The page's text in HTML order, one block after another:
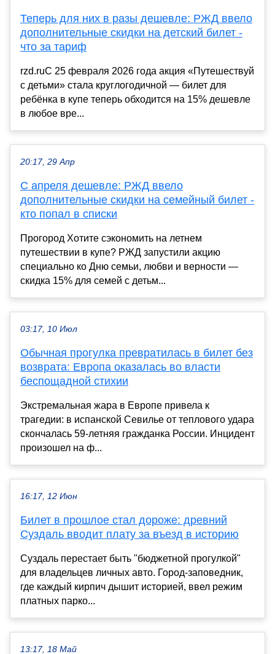
Теперь для них в разы дешевле: РЖД ввело
дополнительные скидки на детский билет -
что за тариф
rzd.ruС 25 февраля 2026 года акция «Путешествуй
с детьми» стала круглогодичной — билет для
ребёнка в купе теперь обходится на 15% дешевле
в любое вре...
20:17, 29 Апр
С апреля дешевле: РЖД ввело
дополнительные скидки на семейный билет -
кто попал в списки
Прогород Хотите сэкономить на летнем
путешествии в купе? РЖД запустили акцию
специально ко Дню семьи, любви и верности —
скидка 15% для семей с детьм...
03:17, 10 Июл
Обычная прогулка превратилась в билет без
возврата: Европа оказалась во власти
беспощадной стихии
Экстремальная жара в Европе привела к
трагедии: в испанской Севилье от теплового удара
скончалась 59-летняя гражданка России. Инцидент
произошел на ф...
16:17, 12 Июн
Билет в прошлое стал дороже: древний
Суздаль вводит плату за въезд в историю
Суздаль перестает быть "бюджетной прогулкой"
для владельцев личных авто. Город-заповедник,
где каждый кирпич дышит историей, ввел режим
платных парко...
13:17, 18 Май